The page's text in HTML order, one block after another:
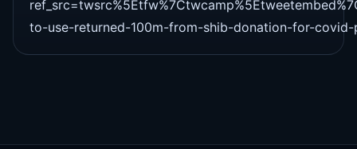
to-use-returned-100m-from-shib-donation-for-